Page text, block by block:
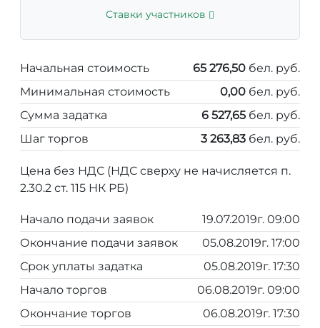
Ставки участников
Начальная стоимость 65 276,50 бел. руб.
Минимальная стоимость
0,00 бел. руб.
Сумма задатка
6 527,65 бел. руб.
Шаг торгов
3 263,83 бел. руб.
Цена без НДС (НДС сверху не начисляется п.
2.30.2 ст. 115 НК РБ)
Начало подачи заявок
19.07.2019г. 09:00
Окончание подачи заявок
05.08.2019г. 17:00
Срок уплаты задатка
05.08.2019г. 17:30
Начало торгов
06.08.2019г. 09:00
Окончание торгов
06.08.2019г. 17:30